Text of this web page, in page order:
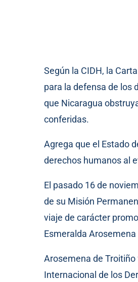
Según la CIDH, la
para la defensa de los
que Nicaragua
conferidas.
Agrega que el Estado
derechos humanos al
El pasado 16 de
de su Misión
viaje de carácter
Esmeralda
Arosemena de
Internacional de los